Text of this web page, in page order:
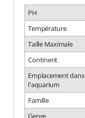
PH
Température
Taille Maximale
Continent
Emplacement dans
l'aquarium
Famille
Genre